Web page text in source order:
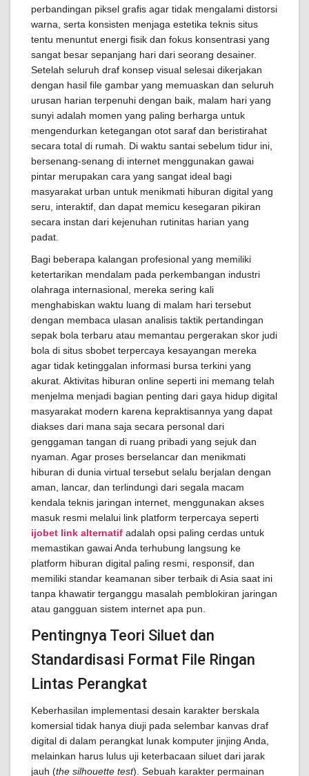
perbandingan piksel grafis agar tidak mengalami distorsi
warna, serta konsisten menjaga estetika teknis situs
tentu menuntut energi fisik dan fokus konsentrasi yang
sangat besar sepanjang hari dari seorang desainer.
Setelah seluruh draf konsep visual selesai dikerjakan
dengan hasil file gambar yang memuaskan dan seluruh
urusan harian terpenuhi dengan baik, malam hari yang
sunyi adalah momen yang paling berharga untuk
mengendurkan ketegangan otot saraf dan beristirahat
secara total di rumah. Di waktu santai sebelum tidur ini,
bersenang-senang di internet menggunakan gawai
pintar merupakan cara yang sangat ideal bagi
masyarakat urban untuk menikmati hiburan digital yang
seru, interaktif, dan dapat memicu kesegaran pikiran
secara instan dari kejenuhan rutinitas harian yang
padat.
Bagi beberapa kalangan profesional yang memiliki
ketertarikan mendalam pada perkembangan industri
olahraga internasional, mereka sering kali
menghabiskan waktu luang di malam hari tersebut
dengan membaca ulasan analisis taktik pertandingan
sepak bola terbaru atau memantau pergerakan skor judi
bola di situs sbobet terpercaya kesayangan mereka
agar tidak ketinggalan informasi bursa terkini yang
akurat. Aktivitas hiburan online seperti ini memang telah
menjelma menjadi bagian penting dari gaya hidup digital
masyarakat modern karena kepraktisannya yang dapat
diakses dari mana saja secara personal dari
genggaman tangan di ruang pribadi yang sejuk dan
nyaman. Agar proses berselancar dan menikmati
hiburan di dunia virtual tersebut selalu berjalan dengan
aman, lancar, dan terlindungi dari segala macam
kendala teknis jaringan internet, menggunakan akses
masuk resmi melalui link platform terpercaya seperti
ijobet link alternatif adalah opsi paling cerdas untuk
memastikan gawai Anda terhubung langsung ke
platform hiburan digital paling resmi, responsif, dan
memiliki standar keamanan siber terbaik di Asia saat ini
tanpa khawatir terganggu masalah pemblokiran jaringan
atau gangguan sistem internet apa pun.
Pentingnya Teori Siluet dan
Standardisasi Format File Ringan
Lintas Perangkat
Keberhasilan implementasi desain karakter berskala
komersial tidak hanya diuji pada selembar kanvas draf
digital di dalam perangkat lunak komputer jinjing Anda,
melainkan harus lulus uji keterbacaan siluet dari jarak
jauh (the silhouette test). Sebuah karakter permainan